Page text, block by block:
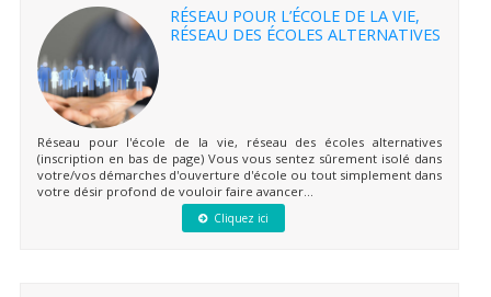
RÉSEAU POUR L’ÉCOLE DE LA VIE,
RÉSEAU DES ÉCOLES ALTERNATIVES
Réseau pour l'école de la vie, réseau des écoles alternatives
(inscription en bas de page) Vous vous sentez sûrement isolé dans
votre/vos démarches d'ouverture d'école ou tout simplement dans
votre désir profond de vouloir faire avancer...
Cliquez ici